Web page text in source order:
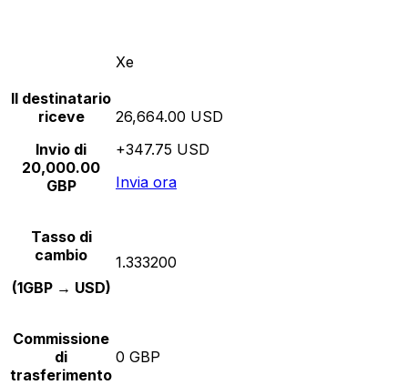
Xe
Il destinatario
riceve
Invio di
20,000.00
GBP
26,664.00 USD
+347.75 USD
Invia ora
Tasso di
cambio
(1GBP → USD)
1.333200
Commissione
di
trasferimento
0 GBP